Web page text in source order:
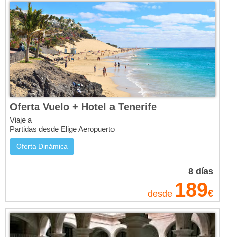
Oferta Vuelo + Hotel a Tenerife
Viaje a
Partidas desde Elige Aeropuerto
Oferta Dinámica
8 días
189€
desde